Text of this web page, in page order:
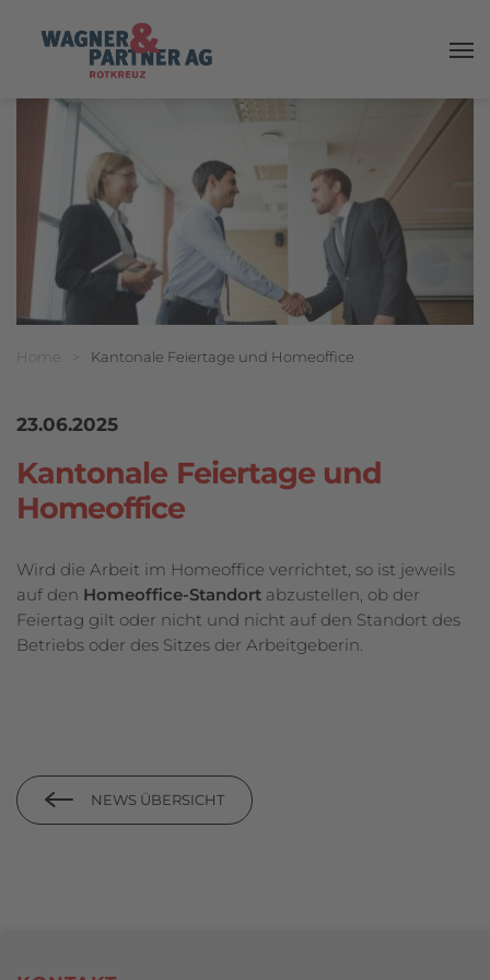
Breadcrumbnavigation
Sie befinden sich hier:
Home Kantonale Feiertage und Homeoffice
23.06.2025
Kantonale Feiertage und
Homeoffice
Wird die Arbeit im Homeoffice verrichtet, so ist jeweils
auf den Homeoffice-Standort abzustellen, ob der
Feiertag gilt oder nicht und nicht auf den Standort des
Betriebs oder des Sitzes der Arbeitgeberin.
NEWS ÜBERSICHT
Footerbereich